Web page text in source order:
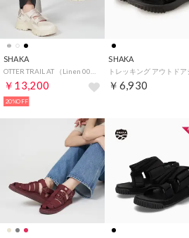
SHAKA
￥13,200
20%OFF
SHAKA
￥6,930